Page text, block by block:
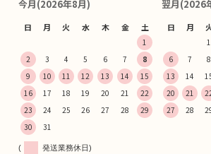
今月(2026年8月)
日 月 火 水 木 金 土
1
2
3 4 5 6 7
8
9
10 11 12 13 14
15
16
17 18 19 20 21
22
23
24 25 26 27 28
29
30
31
翌月(2026
日 月
1
6
7 8
13
14
20
21
27
28
( 発送業務休日)